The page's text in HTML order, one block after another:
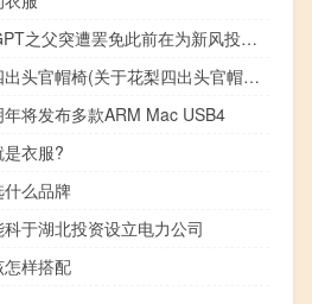
ChatGPT之父突遭罢免此前在为新风投基金筹资
花梨四出头官帽椅(关于花梨四出头官帽椅简述)
年将发布多款ARM Mac USB4
衣服?
什么品牌
于湖北投资设立电力公司
怎样搭配